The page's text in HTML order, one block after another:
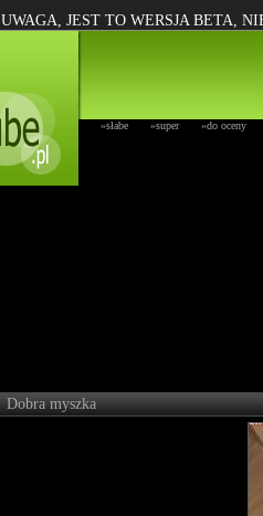
UWAGA, JEST TO WERSJA BETA,
»słabe »super »do oceny
Dobra myszka